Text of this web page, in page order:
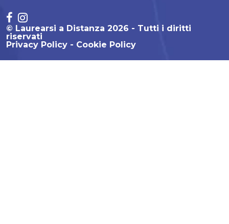
© Laurearsi a Distanza 2026 - Tutti i diritti
riservati
Privacy Policy
Cookie Policy